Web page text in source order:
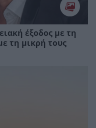
έξοδος με τη
τη μικρή τους